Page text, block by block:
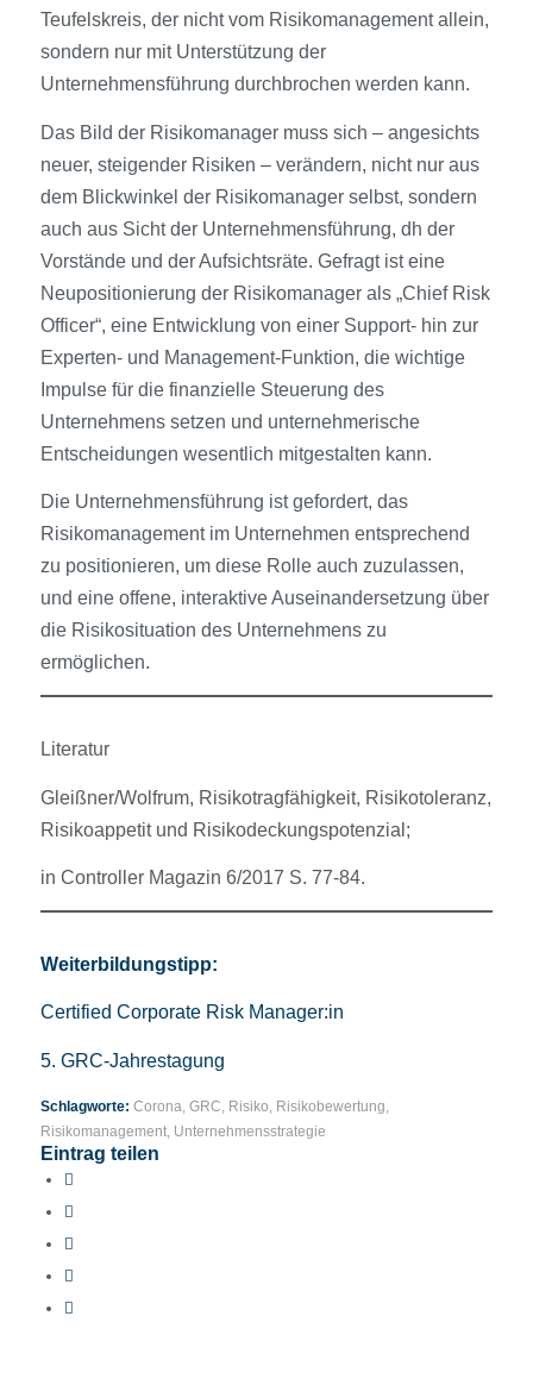
Teufelskreis, der nicht vom Risikomanagement allein,
sondern nur mit Unterstützung der
Unternehmensführung durchbrochen werden kann.
Das Bild der Risikomanager muss sich – angesichts
neuer, steigender Risiken – verändern, nicht nur aus
dem Blickwinkel der Risikomanager selbst, sondern
auch aus Sicht der Unternehmensführung, dh der
Vorstände und der Aufsichtsräte. Gefragt ist eine
Neupositionierung der Risikomanager als „Chief Risk
Officer“, eine Entwicklung von einer Support- hin zur
Experten- und Management-Funktion, die wichtige
Impulse für die finanzielle Steuerung des
Unternehmens setzen und unternehmerische
Entscheidungen wesentlich mitgestalten kann.
Die Unternehmensführung ist gefordert, das
Risikomanagement im Unternehmen entsprechend
zu positionieren, um diese Rolle auch zuzulassen,
und eine offene, interaktive Auseinandersetzung über
die Risikosituation des Unternehmens zu
ermöglichen.
Literatur
Gleißner/Wolfrum, Risikotragfähigkeit, Risikotoleranz,
Risikoappetit und Risikodeckungspotenzial;
in Controller Magazin 6/2017 S. 77-84.
Weiterbildungstipp:
Certified Corporate Risk Manager:in
5. GRC-Jahrestagung
Schlagworte: Corona GRC Risiko Risikobewertung
Risikomanagement, Unternehmensstrategie
Eintrag teilen